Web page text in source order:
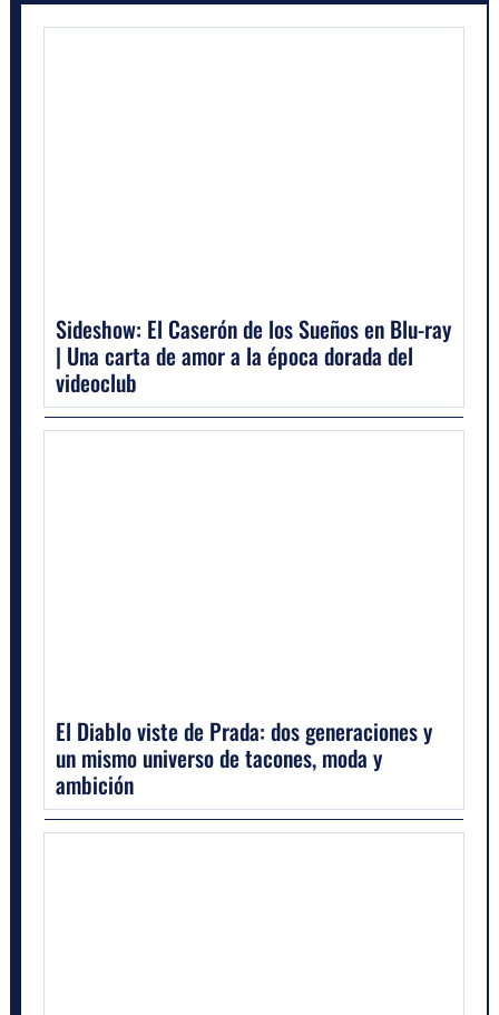
Sideshow: El Caserón de los Sueños en Blu-ray
| Una carta de amor a la época dorada del
videoclub
El Diablo viste de Prada: dos generaciones y
un mismo universo de tacones, moda y
ambición